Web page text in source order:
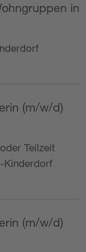
in
(m/w/d)
Teilzeit
Kinderdorf
(m/w/d)